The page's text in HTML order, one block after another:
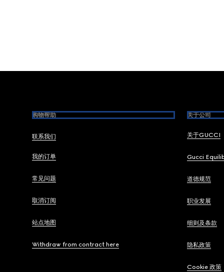
购物帮助
联系我们
我的订单
常见问题
取消订阅
站点地图
Withdraw from contract here
关于公司
关于GUCCI
Gucci
道德规范
职业发展
细则及条款
隐私政策
Cookie 政策